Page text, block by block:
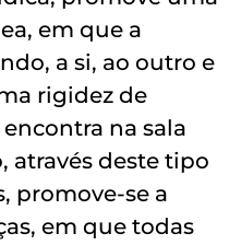
em que a
a si, ao outro e
rigidez de
na sala
através deste tipo
promove-se a
em que todas